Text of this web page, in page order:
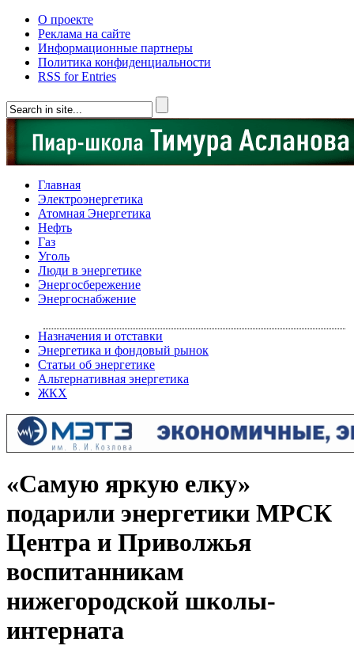
О проекте
Реклама на сайте
Информационные партнеры
Политика конфиденциальности
RSS for Entries
Главная
Электроэнергетика
Атомная Энергетика
Нефть
Газ
Уголь
Люди в энергетике
Энергосбережение
Энергоснабжение
Назначения и отставки
Энергетика и фондовый рынок
Статьи об энергетике
Альтернативная энергетика
ЖКХ
«Самую яркую елку»
подарили энергетики МРСК
Центра и Приволжья
воспитанникам
нижегородской школы-
интерната